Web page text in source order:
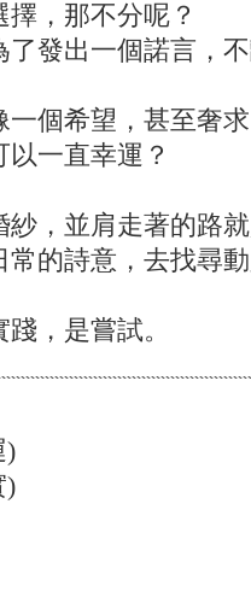
，那不分呢？
發出一個諾言，
個希望，甚至奢
一直幸運？
，並肩走著的路
常的詩意，去找尋
，是嘗試。
)
)